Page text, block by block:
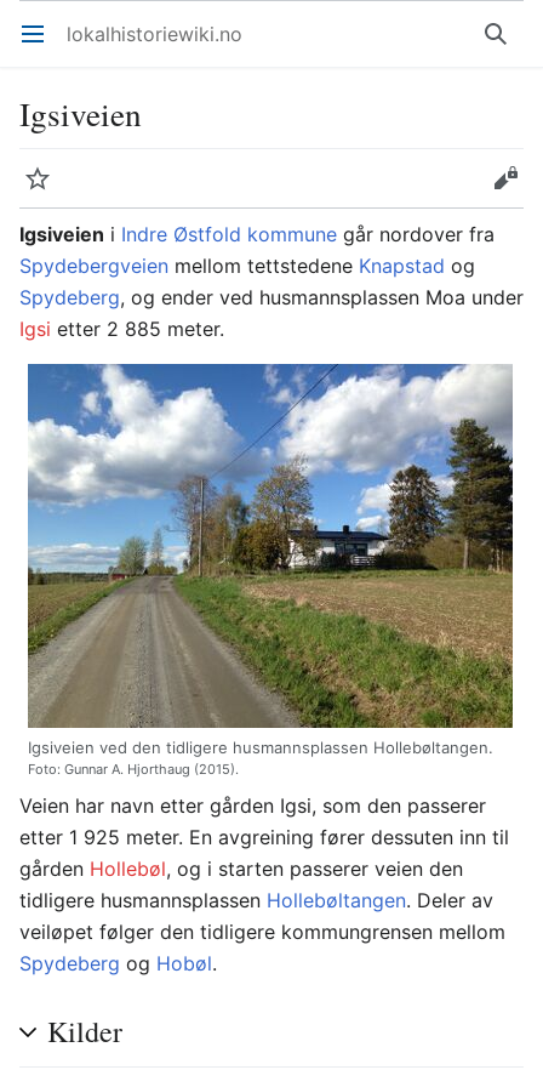
Åpne hovedmenyen lokalhistoriewiki.no Søk
Igsiveien
Overvåk
Rediger
Igsiveien i Indre Østfold kommune går nordover fra
Spydebergveien mellom tettstedene Knapstad og
Spydeberg, og ender ved husmannsplassen Moa under
Igsi etter 2 885 meter.
Igsiveien ved den tidligere husmannsplassen Hollebøltangen.
Foto: Gunnar A. Hjorthaug (2015).
Veien har navn etter gården Igsi, som den passerer
etter 1 925 meter. En avgreining fører dessuten inn til
gården Hollebøl, og i starten passerer veien den
tidligere husmannsplassen Hollebøltangen. Deler av
veiløpet følger den tidligere kommungrensen mellom
Spydeberg og Hobøl.
Kilder